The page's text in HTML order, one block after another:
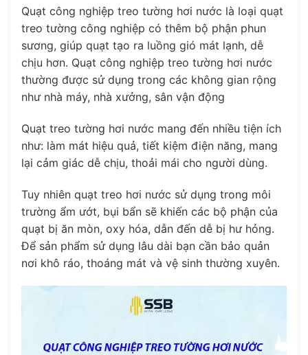
Quạt công nghiệp treo tường hơi nước là loại quạt
treo tường công nghiệp có thêm bộ phận phun
sương, giúp quạt tạo ra luồng gió mát lạnh, dễ
chịu hơn. Quạt công nghiệp treo tường hơi nước
thường được sử dụng trong các không gian rộng
như nhà máy, nhà xưởng, sân vận động
Quạt treo tường hơi nước mang đến nhiều tiện ích
như: làm mát hiệu quả, tiết kiệm điện năng, mang
lại cảm giác dễ chịu, thoải mái cho người dùng.
Tuy nhiên quạt treo hơi nước sử dụng trong môi
trường ẩm ướt, bụi bẩn sẽ khiến các bộ phận của
quạt bị ăn mòn, oxy hóa, dẫn đến dễ bị hư hỏng.
Để sản phẩm sử dụng lâu dài bạn cần bảo quản
nơi khô ráo, thoáng mát và vệ sinh thường xuyên.